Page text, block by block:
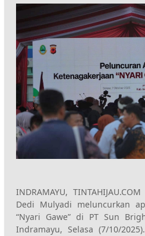
INDRAMAYU,
Dedi Mulyadi meluncurkan
“Nyari Gawe” di PT Sun
Indramayu, Selasa (7/10/2025).